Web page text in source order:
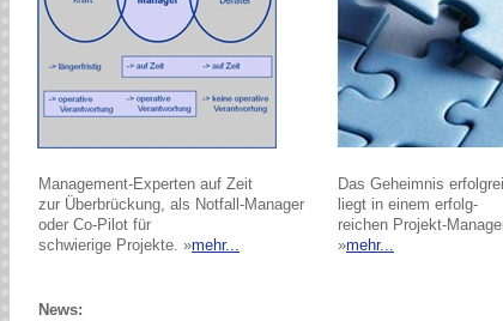
Management-Experten auf Zeit
zur Überbrückung, als Notfall-Manager
oder Co-Pilot für
schwierige Projekte. »mehr...
Das Geheimnis
liegt in einem erfolg-
reichen Projekt-
»mehr...
News: